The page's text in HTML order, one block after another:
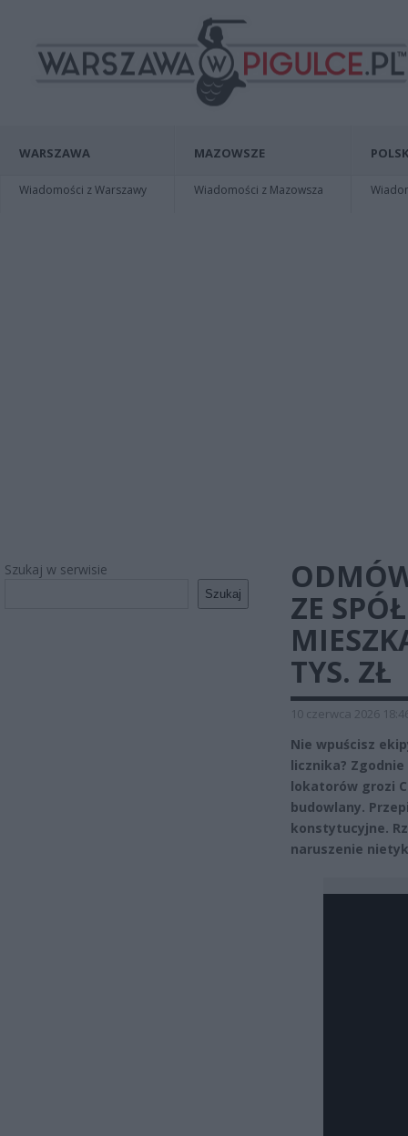
WARSZAWA
Wiadomości z Warszawy
MAZOWSZE
Wiadomości z Mazowsza
Szukaj w serwisie
Szukaj
ZE
TYS. ZŁ
10 czerwca 2026
Nie wpuścisz
licznika?
lokatorów grozi
budowlany.
konstytucyjne.
naruszenie